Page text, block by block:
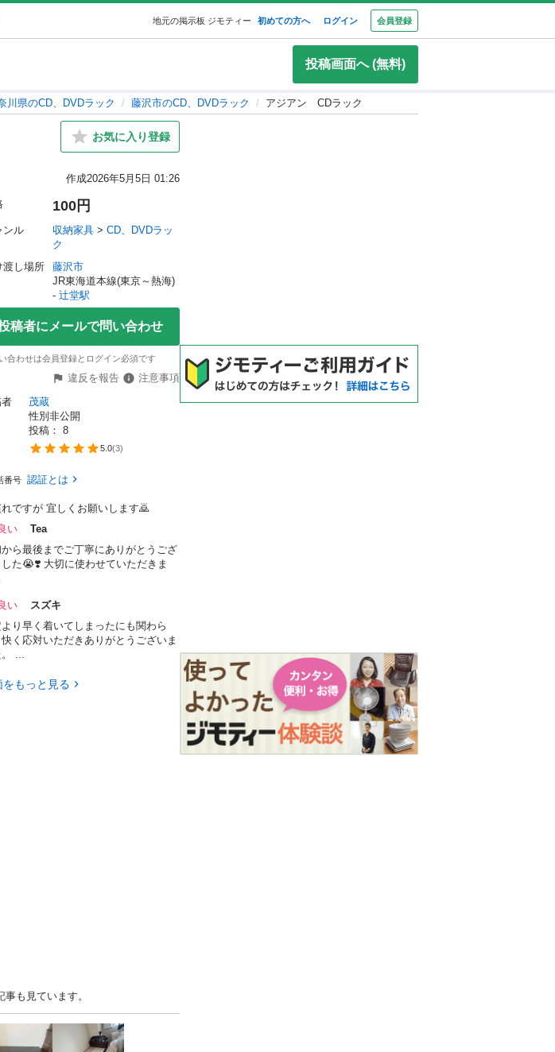
地元の掲示板 ジモティー 初めての方へ ログイン 会員登録
投稿画面へ (無料)
川県のCD、DVDラック 藤沢市のCD、DVDラック アジアン CDラック
お気に入り登録
作成2026年5月5日 01:26
100円
ンル 収納家具 > CD、DVDラッ
ク
渡し場所
藤沢市
JR東海道本線(東京～熱海)
- 辻堂駅
稿者にメールで問い合わせ
合わせは会員登録とログイン必須です
違反を報告
注意事項
茂蔵
性別非公開
投稿： 8
5.0(3)
番号 認証とは
ですが 宜しくお願いします🙇
い
Tea
ら最後までご丁寧にありがとうござ
した😭❣️ 大切に使わせていただきま
い
スズキ
り早く着いてしまったにも関わら
く応対いただきありがとうございま
。 ...
をもっと見る
も見ています。